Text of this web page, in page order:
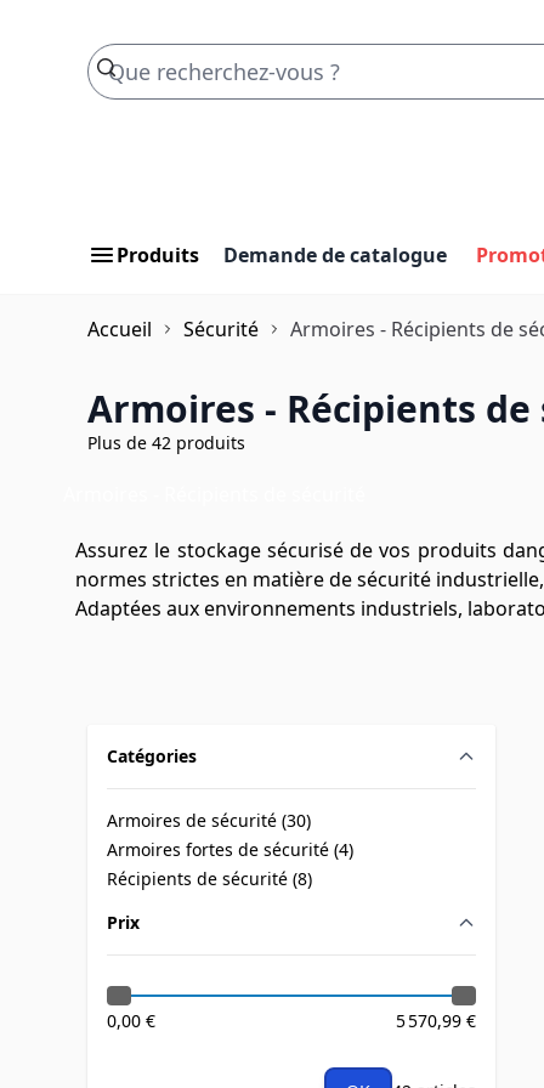
Produits Demande de catalogue
Accueil Sécurité Armoires - Récipients de
Armoires - Récipients
Plus de 42 produits
Assurez le stockage sécurisé de vos produits
normes strictes en matière de sécurité
Adaptées aux environnements industriels,
Catégories
Armoires de sécurité (30
products available
)
Armoires fortes de sécurité (4
products available
)
Récipients de sécurité (8
products available
)
Prix
0,00 € 5 570,99 €